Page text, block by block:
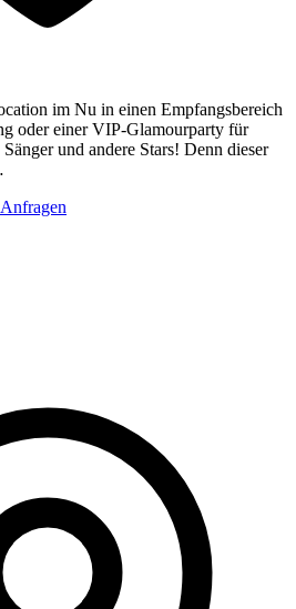
im Nu in einen Empfangsbereich
oder einer VIP-Glamourparty für
und andere Stars! Denn dieser